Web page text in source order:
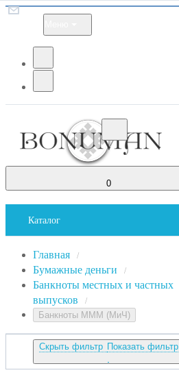
0
Каталог
Главная /
Бумажные деньги /
Банкноты местных и частных
выпусков
/
Банкноты МММ (МиЧ)
Скрыть фильтр Показать фильтр